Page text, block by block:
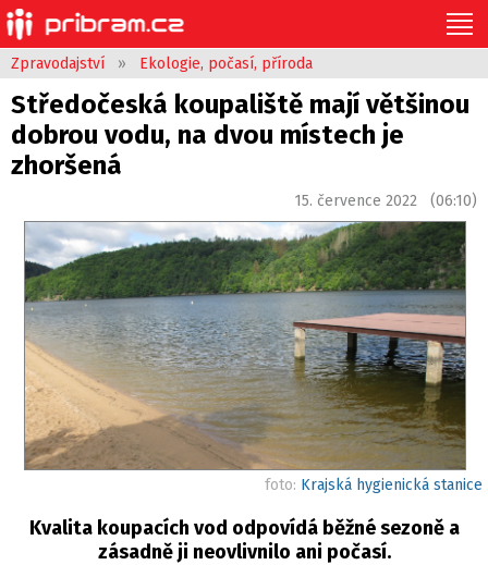
Zpravodajství » Ekologie, počasí, příroda
Středočeská koupaliště mají většinou
dobrou vodu, na dvou místech je
zhoršená
15. července 2022 (06:10)
foto: Krajská hygienická stanice
Kvalita koupacích vod odpovídá běžné sezoně a
zásadně ji neovlivnilo ani počasí.